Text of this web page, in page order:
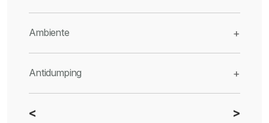
Ambiente +
Antidumping +
CBAM +
< >